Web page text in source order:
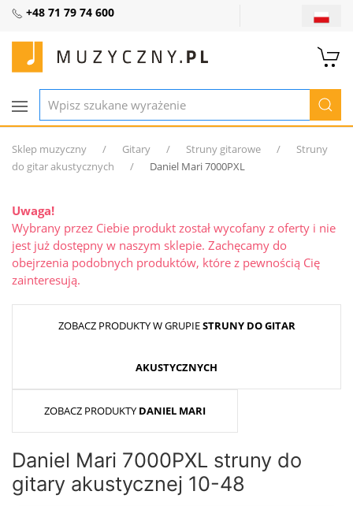
+48 71 79 74 600
Sklep muzyczny Gitary Struny gitarowe
Struny
do gitar akustycznych
Daniel Mari 7000PXL
Uwaga!
Wybrany przez Ciebie produkt został wycofany z oferty i nie
jest już dostępny w naszym sklepie. Zachęcamy do
obejrzenia podobnych produktów, które z pewnością Cię
zainteresują.
ZOBACZ PRODUKTY W GRUPIESTRUNY DO GITAR
AKUSTYCZNYCH
ZOBACZ PRODUKTY DANIEL MARI
Daniel Mari 7000PXL struny do
gitary akustycznej 10-48